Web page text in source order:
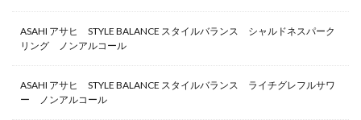
ASAHI アサヒ STYLE BALANCE スタイルバランス シャルドネスパーク
リング ノンアルコール
ASAHI アサヒ STYLE BALANCE スタイルバランス ライチグレフルサワ
ー ノンアルコール